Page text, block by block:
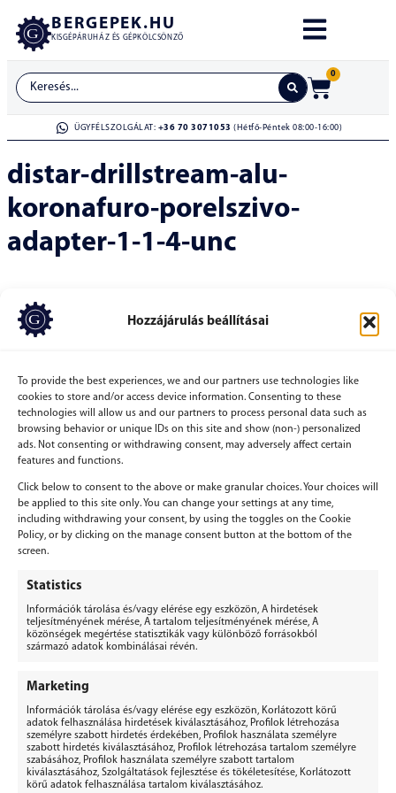
Hozzájárulás beállításai
To provide the best experiences, we and our partners use technologies like
cookies to store and/or access device information. Consenting to these
technologies will allow us and our partners to process personal data such as
browsing behavior or unique IDs on this site and show (non-) personalized
ads. Not consenting or withdrawing consent, may adversely affect certain
features and functions.
Click below to consent to the above or make granular choices. Your choices will
be applied to this site only. You can change your settings at any time,
including withdrawing your consent, by using the toggles on the Cookie
Policy, or by clicking on the manage consent button at the bottom of the
screen.
Statistics
Információk tárolása és/vagy elérése egy eszközön, A hirdetések
teljesítményének mérése, A tartalom teljesítményének mérése, A
közönségek megértése statisztikák vagy különböző forrásokból
származó adatok kombinálásai révén.
Marketing
Információk tárolása és/vagy elérése egy eszközön, Korlátozott körű
adatok felhasználása hirdetések kiválasztásához, Profilok létrehozása
személyre szabott hirdetés érdekében, Profilok használata személyre
szabott hirdetés kiválasztásához, Profilok létrehozása tartalom személyre
szabásához, Profilok használata személyre szabott tartalom
kiválasztásához, Szolgáltatások fejlesztése és tökéletesítése, Korlátozott
körű adatok felhasználása tartalom kiválasztásához.
BERGEPEK.HU
KISGÉPÁRUHÁZ ÉS GÉPKÖLCSÖNZŐ
0
ÜGYFÉLSZOLGÁLAT: +36 70 3071053 (Hétfő-Péntek 08:00-16:00)
distar-drillstream-alu-
koronafuro-porelszivo-
adapter-1-1-4-unc
Vélemény, hozzászólás?
Hozzászólás küldéséhezbe kell jelentkezni.
BERGEPEK.HU
KISGÉPÁRUHÁZ ÉS GÉPKÖLCSÖNZŐ
Bérgépek Gépáruház Kereskedelmi Kft.